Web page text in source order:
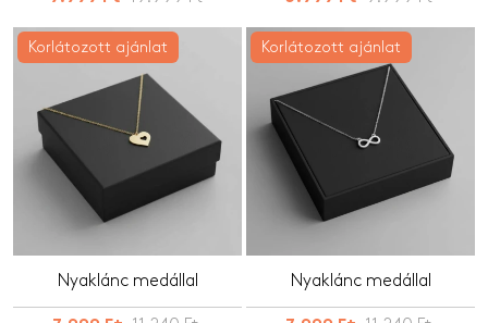
Korlátozott ajánlat
Nyaklánc medállal
Korlátozott ajánlat
Nyaklánc medállal